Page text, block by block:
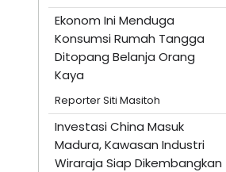
Ekonom Ini Menduga
Konsumsi Rumah Tangga
Ditopang Belanja Orang
Kaya
Reporter Siti Masitoh
Investasi China Masuk
Madura, Kawasan Industri
Wiraraja Siap Dikembangkan